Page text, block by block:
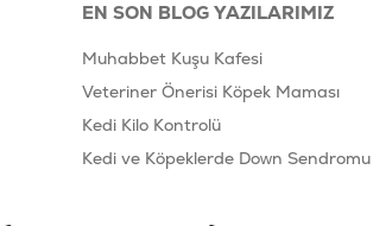
EN SON BLOG YAZILARIMIZ
Muhabbet Kuşu Kafesi
Veteriner Önerisi Köpek Maması
Kedi Kilo Kontrolü
Kedi ve Köpeklerde Down Sendromu